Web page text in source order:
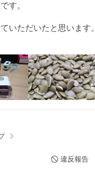
す。
いただいたと思います。
違反報告